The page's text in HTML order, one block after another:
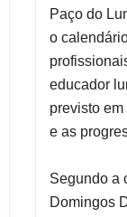
Paço do
o
educador
previsto
e as
Segundo a
Domingos